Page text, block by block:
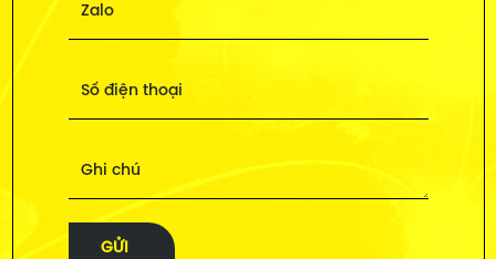
Zalo
Số điện thoại
Ghi chú
GỬI